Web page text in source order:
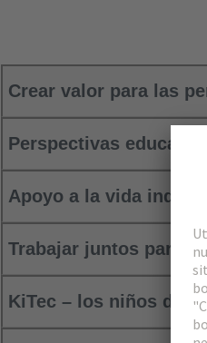
Crear valor para las
Perspectivas
Apoyo a la vida
Trabajar juntos para
KiTec – los niños